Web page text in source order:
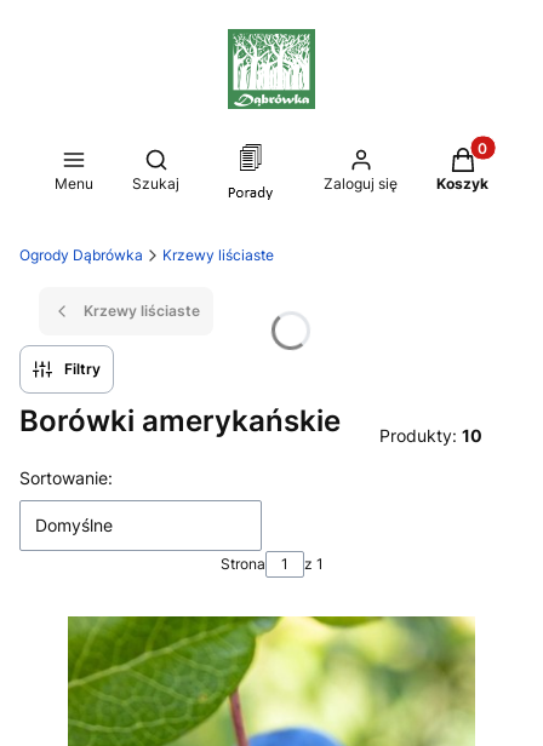
Menu
Otwórz wyszukiwarkę
Szukaj Zaloguj się
Produkty
Koszyk
Ogrody Dąbrówka Krzewy liściaste
Krzewy liściaste
Filtry
Borówki amerykańskie Produkty: 10
Lista produktów
Sortowanie:
Domyślne
Strona z 1